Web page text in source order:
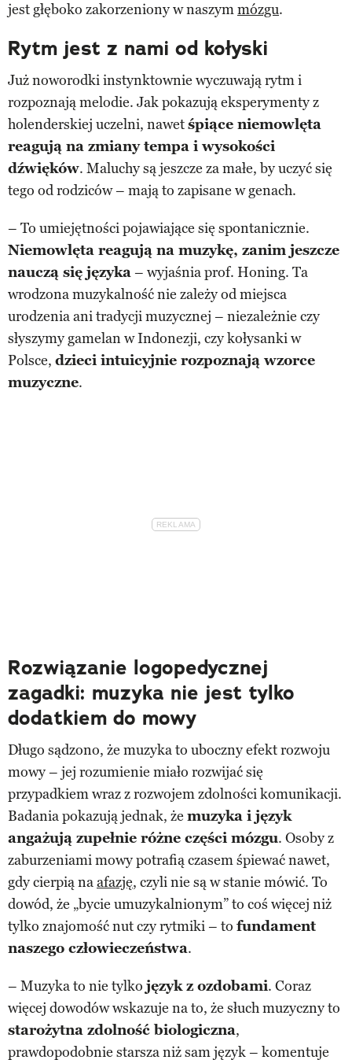
jest głęboko zakorzeniony w naszymmózgu.
Rytm jest z nami od kołyski
Już noworodki instynktownie wyczuwają rytm i
rozpoznają melodie. Jak pokazują eksperymenty z
holenderskiej uczelni, nawetśpiące niemowlęta
reagują na zmiany tempa i wysokości
dźwięków. Maluchy są jeszcze za małe, by uczyć się
tego od rodziców – mają to zapisane w genach.
– To umiejętności pojawiające się spontanicznie.
Niemowlęta reagują na muzykę, zanim jeszcze
nauczą się języka– wyjaśnia prof. Honing. Ta
wrodzona muzykalność nie zależy od miejsca
urodzenia ani tradycji muzycznej – niezależnie czy
słyszymy gamelan w Indonezji, czy kołysanki w
Polsce, dzieci intuicyjnie rozpoznają wzorce
muzyczne.
Rozwiązanie logopedycznej
zagadki: muzyka nie jest tylko
dodatkiem do mowy
Długo sądzono, że muzyka to uboczny efekt rozwoju
mowy – jej rozumienie miało rozwijać się
przypadkiem wraz z rozwojem zdolności komunikacji.
Badania pokazują jednak, że muzyka i język
angażują zupełnie różne części mózgu. Osoby z
zaburzeniami mowy potrafią czasem śpiewać nawet,
gdy cierpią naafazję, czyli nie są w stanie mówić. To
dowód, że „bycie umuzykalnionym” to coś więcej niż
tylko znajomość nut czy rytmiki – to fundament
naszego człowieczeństwa.
– Muzyka to nie tylko język z ozdobami. Coraz
więcej dowodów wskazuje na to, że słuch muzyczny to
starożytna zdolność biologiczna,
prawdopodobnie starsza niż sam język – komentuje